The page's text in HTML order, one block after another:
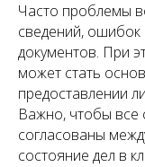
Часто проблемы
сведений, ошибок
документов. При
может стать
предоставлении
Важно, чтобы все
согласованы
состояние дел в